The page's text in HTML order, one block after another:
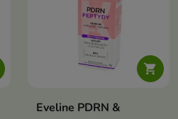

Eveline PDRN &